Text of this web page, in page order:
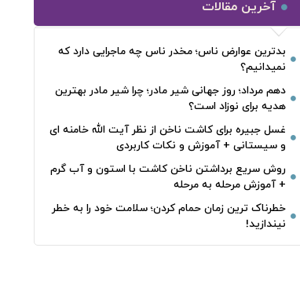
آخرین مقالات
بدترین عوارض ناس؛ مخدر ناس چه ماجرایی دارد که
نمیدانیم؟
دهم مرداد؛ روز جهانی شیر مادر؛ چرا شیر مادر بهترین
هدیه برای نوزاد است؟
غسل جبیره برای کاشت ناخن از نظر آیت الله خامنه ای
و سیستانی + آموزش و نکات کاربردی
روش سریع برداشتن ناخن کاشت با استون و آب گرم
+ آموزش مرحله به مرحله
خطرناک‌ ترین زمان‌ حمام کردن؛ سلامت خود را به خطر
نیندازید!